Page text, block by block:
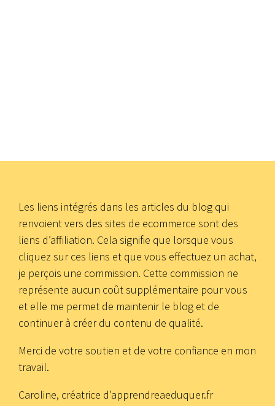
Les liens intégrés dans les articles du blog qui
renvoient vers des sites de ecommerce sont des
liens d’affiliation. Cela signifie que lorsque vous
cliquez sur ces liens et que vous effectuez un achat,
je perçois une commission. Cette commission ne
représente aucun coût supplémentaire pour vous
et elle me permet de maintenir le blog et de
continuer à créer du contenu de qualité.
Merci de votre soutien et de votre confiance en mon
travail.
Caroline, créatrice d’apprendreaeduquer.fr